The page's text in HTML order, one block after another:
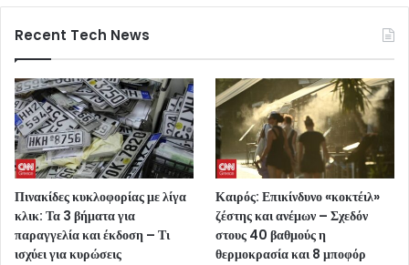
Recent Tech News
Πινακίδες κυκλοφορίας με λίγα
κλικ: Τα 3 βήματα για
παραγγελία και έκδοση – Τι
ισχύει για κυρώσεις
Καιρός: Επικίνδυνο «κοκτέιλ»
ζέστης και ανέμων – Σχεδόν
στους 40 βαθμούς η
θερμοκρασία και 8 μποφόρ